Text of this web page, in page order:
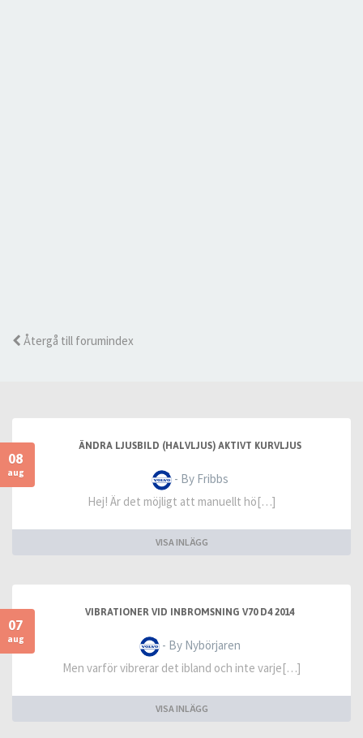
Återgå till forumindex
08
aug
ÄNDRA LJUSBILD (HALVLJUS) AKTIVT KURVLJUS
- By Fribbs
Hej! Är det möjligt att manuellt hö[…]
VISA INLÄGG
07
aug
VIBRATIONER VID INBROMSNING V70 D4 2014
- By Nybörjaren
Men varför vibrerar det ibland och inte varje[…]
VISA INLÄGG